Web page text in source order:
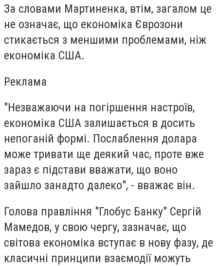
За словами Мартиненка, втім, загалом це
не означає, що економіка Єврозони
стикається з меншими проблемами, ніж
економіка США.
Реклама
"Незважаючи на погіршення настроїв,
економіка США залишається в досить
непоганій формі. Послаблення долара
може тривати ще деякий час, проте вже
зараз є підстави вважати, що воно
зайшло занадто далеко", - вважає він.
Голова правління "Глобус Банку" Сергій
Мамедов, у свою чергу, зазначає, що
світова економіка вступає в нову фазу, де
класичні принципи взаємодії можуть